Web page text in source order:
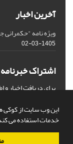
این وب سایت از کوکی
خدمات استفاده می
آخرین اخبار
ویژه نامه
1405-03-02
اشتراک خبرنامه
برای دریافت اخبار